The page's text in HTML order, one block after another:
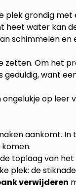
plek grondig
heet water kan
schimmelen
Om het
want
op
aankomt.
toplaag van
plek: de
verwijderen